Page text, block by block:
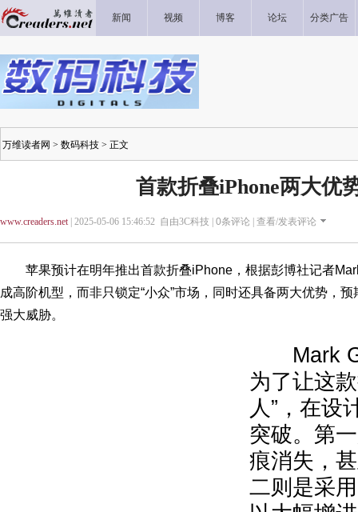
新闻 视频 博客 论坛 分类广告
万维读者网 > 数码科技 > 正文
首款折叠iPhone两大优
www.creaders.net| 2025-05-06 15:46:52 自由3C科技 | 0条评论 | 查看/发表评论
苹果预计在明年推出首款折叠iPhone，根据彭博社记者
成高阶机型，而非只锁定“小众”市场，同时还具备两大优势，
强大威胁。
Mark
为了让这
人”，在设
突破。第
痕消失，
二则是采